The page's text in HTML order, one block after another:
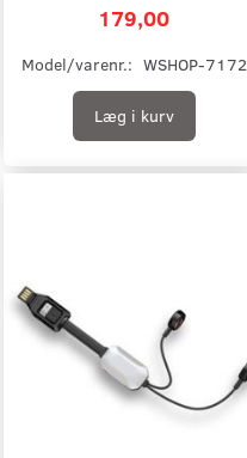
179,00
Model/varenr.: WSHOP-7172
Læg i kurv